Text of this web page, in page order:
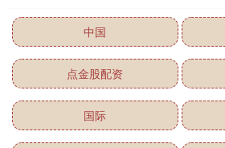
中国
点金股配资
国际